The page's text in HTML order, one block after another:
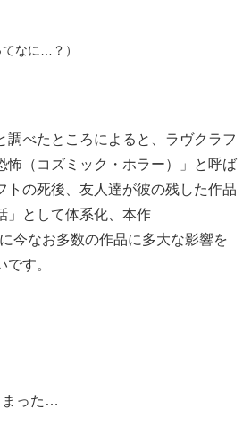
てなに…？）
調べたところによると、ラヴクラフ
怖（コズミック・ホラー）」と呼ば
トの死後、友人達が彼の残した作品
」として体系化、本作
今なお多数の作品に多大な影響を
す。
まった…